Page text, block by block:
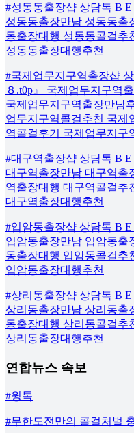
#성동동출장샵 상담톡 B E
성동동출장만남 성동동출
동출장대행 성동동콜걸추
성동동출장대행추천
#국제업무지구역출장샵
８.t0p』 국제업무지구역
국제업무지구역출장만남
업무지구역콜걸추천 국제
역콜걸후기 국제업무지구
#대구역출장샵 상담톡 B E
대구역출장만남 대구역출
역출장대행 대구역콜걸추
대구역출장대행추천
#입암동출장샵 상담톡 B E
입암동출장만남 입암동출
동출장대행 입암동콜걸추
입암동출장대행추천
#상리동출장샵 상담톡 B E
상리동출장만남 상리동출
동출장대행 상리동콜걸추
상리동출장대행추천
연합뉴스 속보
#윙톡
#무한도전만의 콜걸처벌